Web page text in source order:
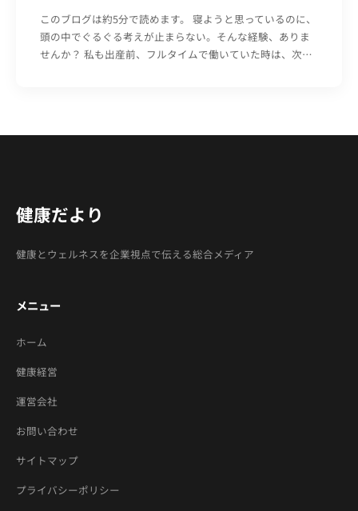
このブログは約5分で読めます。 寝ようと思っているのに、
頭の中でぐるぐる考えが止まらない。そんな経験、ありま
せんか？ 私も出産前、フルタイムで働いていた時は、次…
健康だより
健康とウェルネスを企業視点で伝える総合メディア
メニュー
ホーム
健康経営
運営会社
お問い合わせ
サイトマップ
プライバシーポリシー